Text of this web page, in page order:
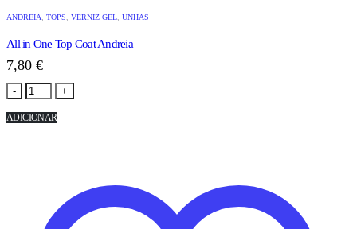
ANDREIA TOPS VERNIZ GEL UNHAS
All in One Top Coat Andreia
7,80 €
- +
ADICIONAR